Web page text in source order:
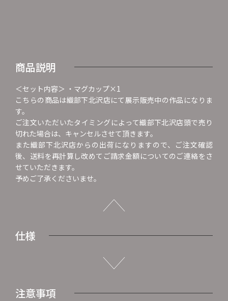
商品説明
＜セット内容＞ ・マグカップ×1
こちらの商品は織部下北沢店にて展示販売中の作品になりま
す。
ご注文いただいたタイミングによって織部下北沢店頭で売り
切れた場合は、キャンセルさせて頂きます。
また織部下北沢店からの出荷になりますので、ご注文確認
後、送料を再計算し改めてご請求金額についてのご連絡をさ
せていただきます。
予めご了承くださいませ。
仕様
注意事項